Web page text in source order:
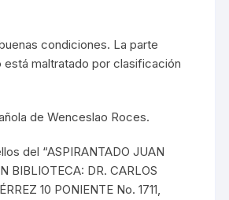
condiciones. La parte
está maltratado por clasificación
de Wenceslao Roces.
del “ASPIRANTADO JUAN
BIBLIOTECA: DR. CARLOS
10 PONIENTE No. 1711,